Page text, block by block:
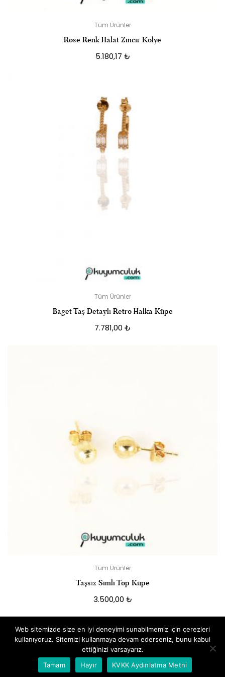
Tüm Ürünler
Rose Renk Halat Zincir Kolye
5.180,17 ₺
Tüm Ürünler
Baget Taş Detaylı Retro Halka Küpe
7.781,00 ₺
Tüm Ürünler
Taşsız Simli Top Küpe
3.500,00 ₺
Tüm hakları saklıdır Dizayn: byHedza Ajans.
Whatsapp İletişim
Web sitemizde size en iyi deneyimi sunabilmemiz için çerezleri
kullanıyoruz. Sitemizi kullanmaya devam ederseniz, bunu kabul
ettiğinizi varsayarız.
Tamam
Hayır KVKK Aydınlatma Metni